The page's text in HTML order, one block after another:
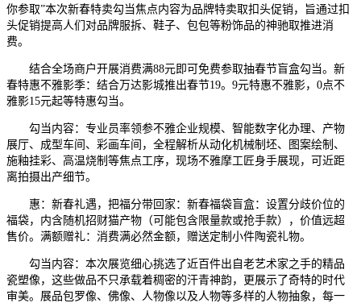
你参取”本次新春特卖勾当焦点内容为品牌特卖取扣头促销，旨通过扣
头促销提高人们对品牌服拆、鞋子、包包等粉饰品的神驰取推进消
费。
结合全场商户开展消费满88元即可免费参取抽春节盲盒勾当。新
春特惠不雅影季：结合万达影城推出春节19。9元特惠不雅影，0点不
雅影15元起等特惠勾当。
勾当内容：专业员率领参不雅企业规模、智能数字化办理、产物
展厅、成型车间、彩画车间，全程解析从动化机械制坯、图案绘制、
施釉挂彩、高温烧制等焦点工序，现场不雅摩工匠身手展现，可近距
离拍摄出产细节。
惠：新春礼遇，把福分带回家：新春福袋盲盒：设置分歧价位的
福袋，内含随机招财猫产物（可能包含限量款或抢手款），价值远超
售价。满额赠礼：消费满必然金额，赠送定制小件陶瓷礼物。
勾当内容：本次展览细心挑选了近百件出自老艺术家之手的精品
瓷塑像，这些做品不只承载着稠密的汗青神韵，更展示了奇特的时代
审美。展品包罗像、佛像、人物像以及人物等多样的人物抽象，每一